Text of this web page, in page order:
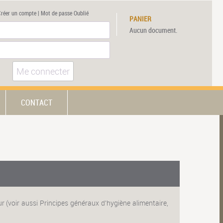
un compte| Mot de passe Oublié
Me connecter
PANIER
Aucun document.
CONTACT
(voir aussi Principes généraux d'hygiène alimentaire,